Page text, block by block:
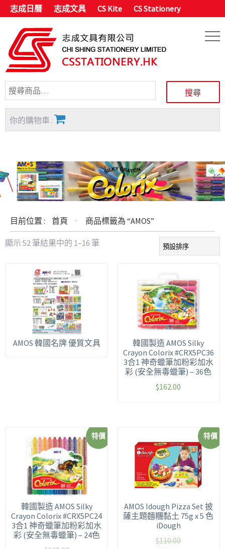
志成日曆 志成文具 CS Kite CS Stationery
你的購物車 :
目前位置 : 首頁 商品標籤為 “AMOS”
顯示 52 筆結果中的 1–16 筆
AMOS 韓國名牌 優質文具
韓國製造 AMOS Silky
Crayon Colorix #CRX5PC36
3合1 神奇蠟筆加粉彩加水
彩 (安全無毒蠟筆) – 36色
$162.00
特價
韓國製造 AMOS Silky
Crayon Colorix #CRX5PC24
3合1 神奇蠟筆加粉彩加水
彩 (安全無毒蠟筆) – 24色
特價
AMOS Idough Pizza Set 披
薩主題麵糰黏土 75g x 5 色
iDough
$110.00